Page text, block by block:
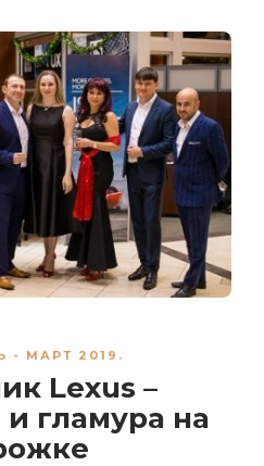
- МАРТ 2019.
Lexus –
гламура на